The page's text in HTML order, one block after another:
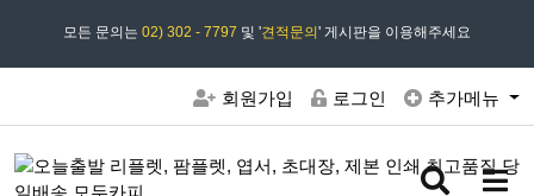
모든 문의는 02) 302 - 7797 및 '견적문의 ' 게시판을 이용해주세요
모두카피 상담시간 : 평일 09:00 ~ 18:00 상담 18:30
회원가입 로그인 추가메뉴
검
메